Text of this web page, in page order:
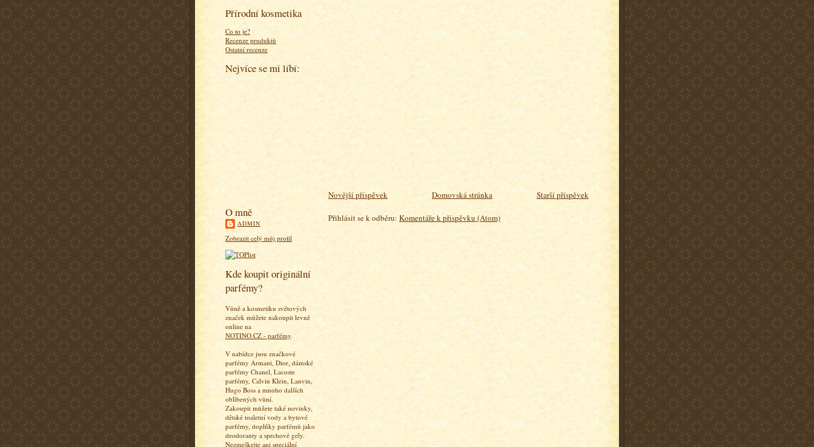
Přírodní kosmetika
Co to je?
Recenze pruduktů
Ostatní recenze
Nejvíce se mi líbí:
O mně
ADMIN
Zobrazit celý můj profil
Kde koupit originální
parfémy?
Vůně a kosmetiku světových
značek můžete nakoupit levně
online na
NOTINO.CZ - parfémy.
V nabídce jsou značkové
parfémy Armani, Dior, dámské
parfémy Chanel, Lacoste
parfémy, Calvin Klein, Lanvin,
Hugo Boss a mnoho dalších
oblíbených vůní.
Zakoupit můžete také novinky,
dětské toaletní vody a bytové
parfémy, doplňky parfémů jako
deodoranty a sprchové gely.
Nezmeškejte ani speciální
Novější příspěvek Starší příspěvek
Domovská stránka
Přihlásit se k odběru: Komentáře k příspěvku (Atom)